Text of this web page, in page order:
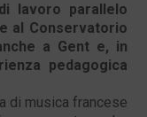
lavoro parallelo
al Conservatorio
a Gent e, in
pedagogica
di musica francese